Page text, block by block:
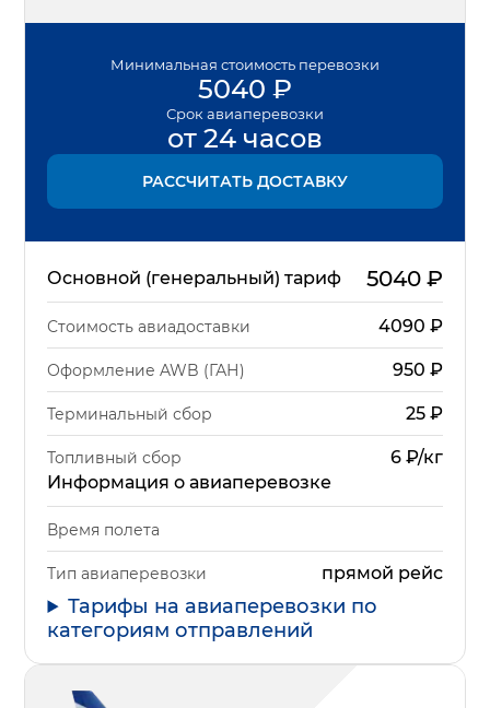
Минимальная стоимость перевозки
5040 ₽
Срок авиаперевозки
от 24 часов
РАССЧИТАТЬ ДОСТАВКУ
Основной (генеральный) тариф 5040₽
Стоимость авиадоставки 4090 ₽
Оформление AWB (ГАН) 950 ₽
Терминальный сбор 25₽
Топливный сбор
6 ₽/кг
Информация о авиаперевозке
Время полета
Тип авиаперевозки прямой рейс
Тарифы на авиаперевозки по
категориям отправлений